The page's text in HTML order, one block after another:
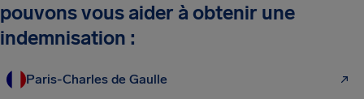
pouvons vous aider à obtenir une
indemnisation :
Paris-Charles de Gaulle